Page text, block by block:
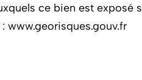
ce bien est exposé
www.georisques.gouv.fr